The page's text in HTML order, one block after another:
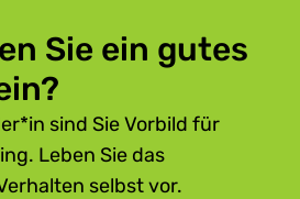
Sie ein gutes
sind Sie Vorbild für
Leben Sie das
selbst vor.